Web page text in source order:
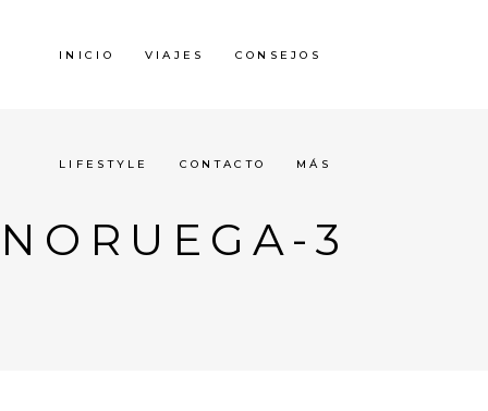
INICIO VIAJES CONSEJOS
LIFESTYLE CONTACTO MÁS
NORUEGA-3